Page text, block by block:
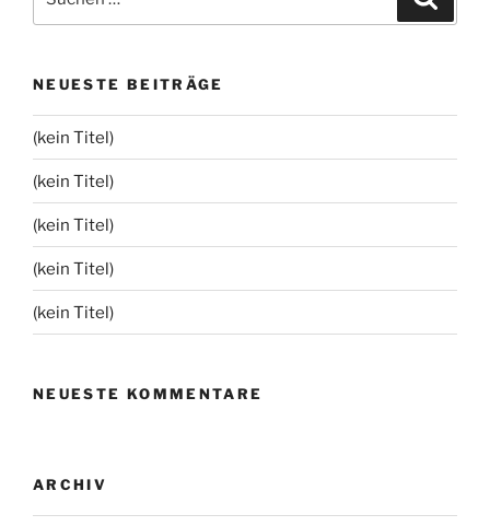
nach:
NEUESTE BEITRÄGE
(kein Titel)
(kein Titel)
(kein Titel)
(kein Titel)
(kein Titel)
NEUESTE KOMMENTARE
ARCHIV